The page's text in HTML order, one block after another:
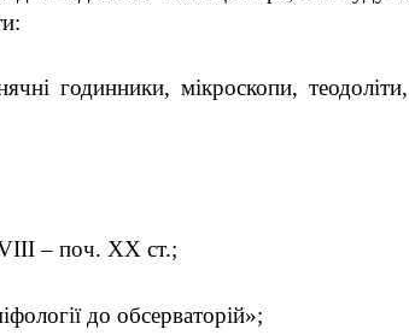
годинники, мікроскопи, теодоліти,
– поч. ХХ ст.;
до обсерваторій»;